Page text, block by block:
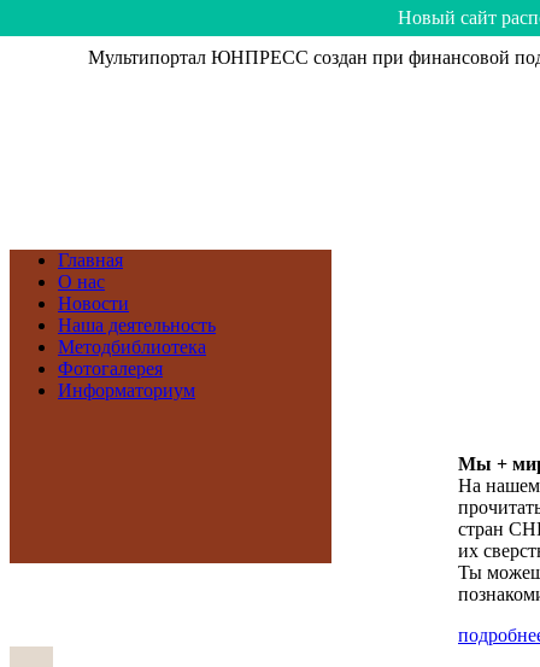
Hoвый caйт
Мультипортал ЮНПРЕСС создан при финансовой
Главная
О нас
Новости
Наша деятельность
Методбиблиотека
Фотогалерея
Информаториум
Мы + мир
На
стран
их
Ты